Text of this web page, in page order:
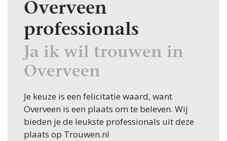
Overveen
professionals
Ja ik wil trouwen in
Overveen
Je keuze is een felicitatie waard, want
Overveen is een plaats om te beleven. Wij
bieden je de leukste professionals uit deze
plaats op Trouwen.nl